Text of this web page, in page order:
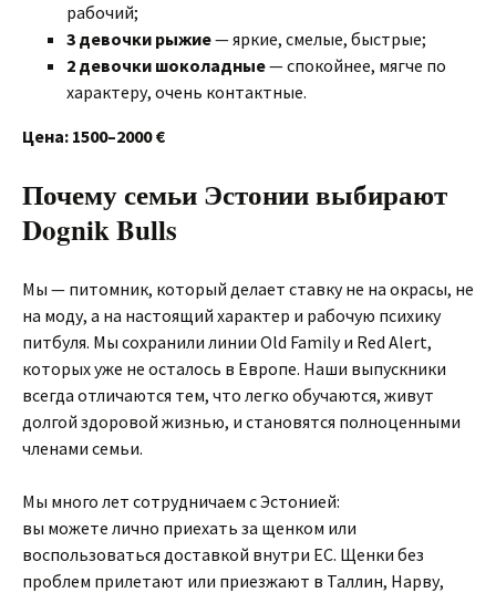
рабочий;
3 девочки рыжие— яркие, смелые, быстрые;
2 девочки шоколадные— спокойнее, мягче по
характеру, очень контактные.
Цена: 1500–2000 €
Почему семьи Эстонии выбирают
Dognik Bulls
Мы — питомник, который делает ставку не на окрасы, не
на моду, а на настоящий характер и рабочую психику
питбуля. Мы сохранили линии Old Family и Red Alert,
которых уже не осталось в Европе. Наши выпускники
всегда отличаются тем, что легко обучаются, живут
долгой здоровой жизнью, и становятся полноценными
членами семьи.
Мы много лет сотрудничаем с Эстонией:
вы можете лично приехать за щенком или
воспользоваться доставкой внутри ЕС. Щенки без
проблем прилетают или приезжают в Таллин, Нарву,